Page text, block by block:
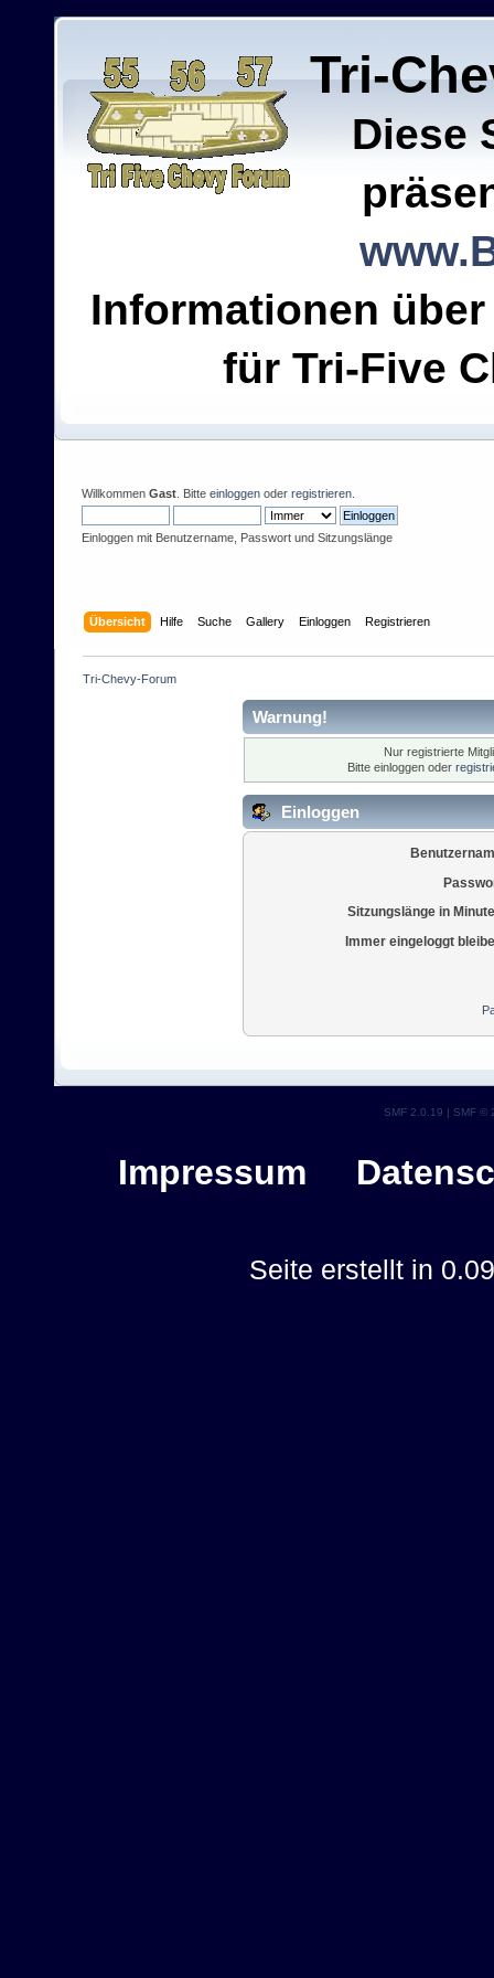
Tri-
Diese
Informationen
für Tri-Five
Willkommen Gast . Bitte einloggen oder registrieren
Einloggen mit Benutzername, Passwort und Sitzungslänge
Übersicht Hilfe Suche Gallery Einloggen Registrieren
Tri-Chevy-Forum
Warnung!
Nur registrierte
Bitte einloggen oder
Einloggen
Sitzungslänge in
Immer eingeloggt
SMF 2.0.19 | SMF ©
Impressum
Seite erstellt in